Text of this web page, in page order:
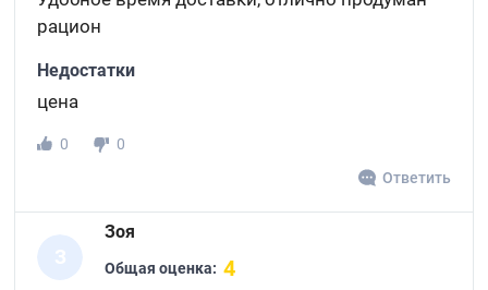
рацион
Недостатки
цена
0
0
Ответить
З
Зоя
Общая оценка: 4